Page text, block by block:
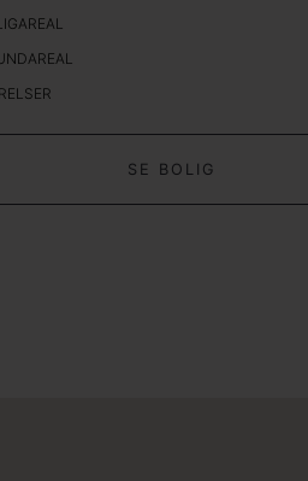
SE BOLIG